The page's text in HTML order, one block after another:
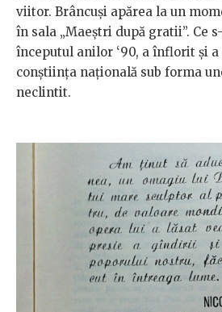
viitor. Brâncuși apărea la un
în sala „Maeștri după gratii”. Ce
începutul anilor ‘90, a înflorit și
conștiința națională sub forma
neclintit.